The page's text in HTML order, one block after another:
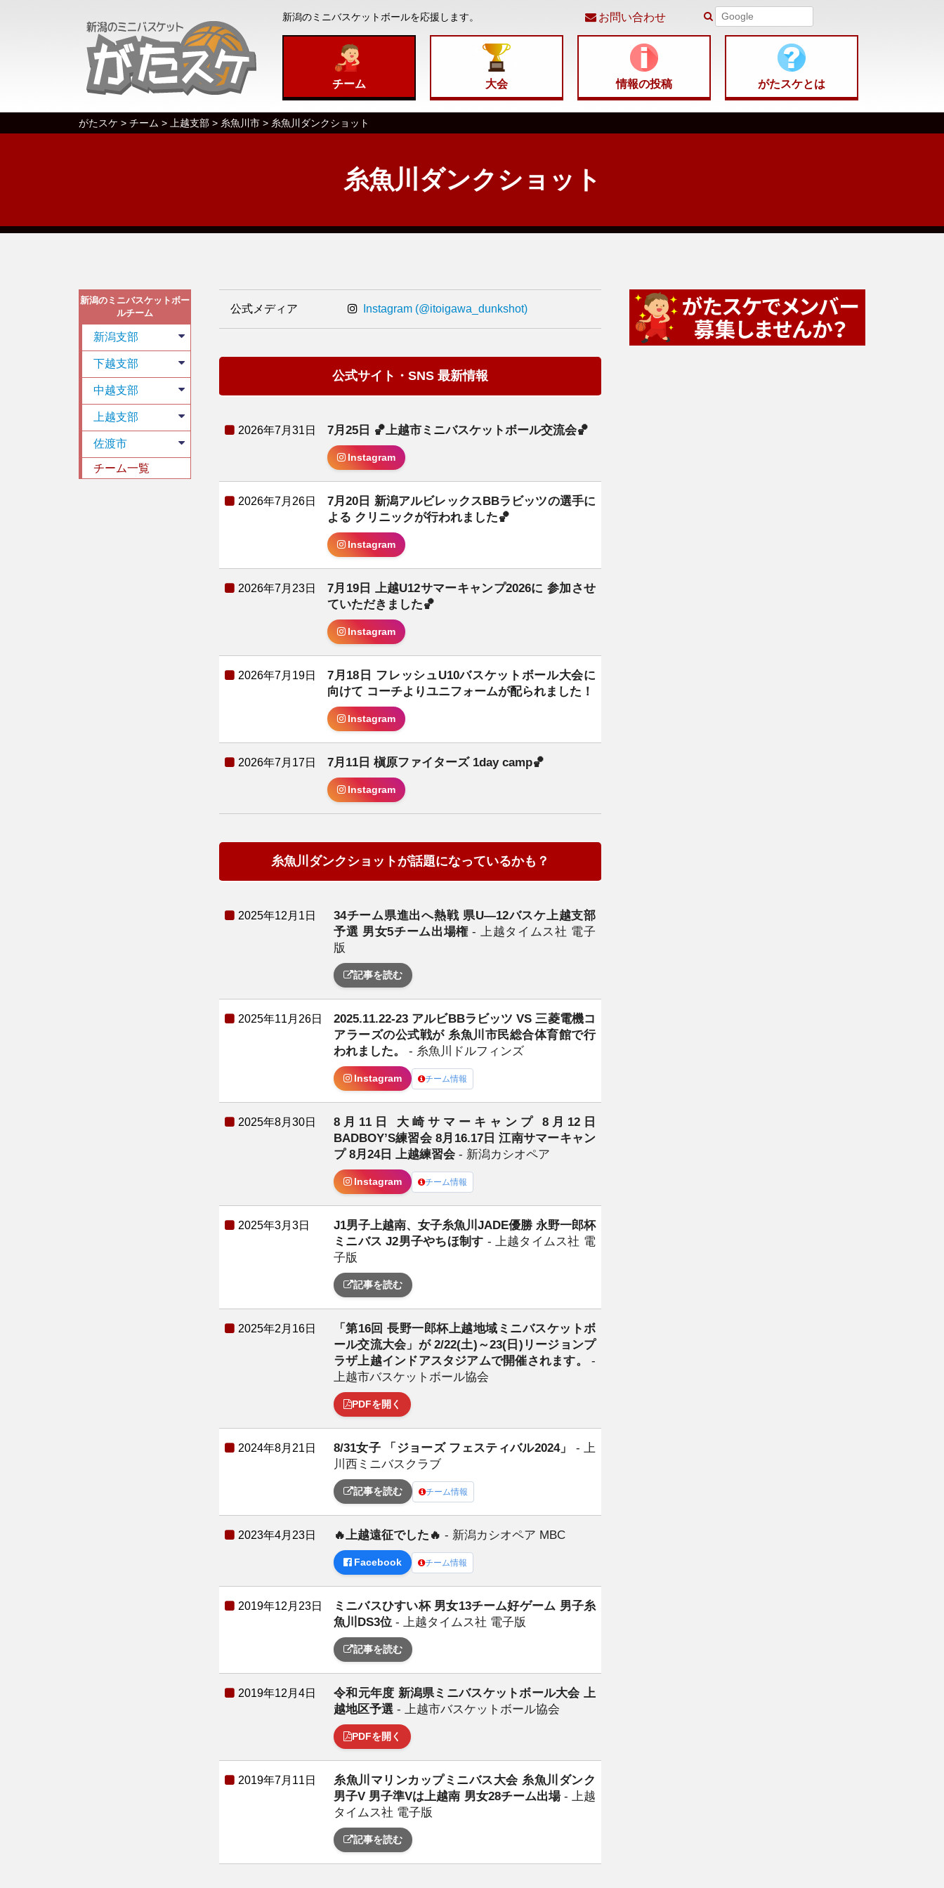
新潟のミニバスケットボールを応援します。
コ
ツ
お問い合わせ
チーム 大会 情報の投稿 がたスケとは
がたスケ > チーム > 上越支部 > 糸魚川市 > 糸魚川ダンクショット
糸魚川ダンクショット
新潟のミニバスケットボー
ルチーム
新潟支部
下越支部
中越支部
上越支部
佐渡市
チーム一覧
公式メディア Instagram (@itoigawa_dunkshot)
公式サイト・SNS 最新情報
2026年7月31日 7月25日 🏀上越市ミニバスケットボール交流会🏀
Instagram
2026年7月26日
7月20日 新潟アルビレックスBBラビッツの選手に
よる クリニックが行われました🏀
Instagram
2026年7月23日
7月19日 上越U12サマーキャンプ2026に 参加させ
ていただきました🏀
Instagram
2026年7月19日
7月18日 フレッシュU10バスケットボール大会に
向けて コーチよりユニフォームが配られました！
Instagram
2026年7月17日 7月11日 槇原ファイターズ 1day camp🏀
Instagram
糸魚川ダンクショットが話題になっているかも？
2025年12月1日
34チーム県進出へ熱戦 県U―12バスケ上越支部
予選 男女5チーム出場権- 上越タイムス社 電子
版
記事を読む
2025年11月26日
2025.11.22-23 アルビBBラビッツ VS 三菱電機コ
アラーズの公式戦が 糸魚川市民総合体育館で行
われました。 - 糸魚川ドルフィンズ
Instagram チーム情報
2025年8月30日
8月11日 大崎サマーキャンプ 8月12日
BADBOY’S練習会 8月16.17日 江南サマーキャン
プ 8月24日 上越練習会 - 新潟カシオペア
Instagram チーム情報
2025年3月3日
J1男子上越南、女子糸魚川JADE優勝 永野一郎杯
ミニバス J2男子やちほ制す - 上越タイムス社 電
子版
記事を読む
2025年2月16日
「第16回 長野一郎杯上越地域ミニバスケットボ
ール交流大会」が 2/22(土)～23(日)リージョンプ
ラザ上越インドアスタジアムで開催されます。 -
上越市バスケットボール協会
PDFを開く
2024年8月21日 8/31女子 「ジョーズ フェスティバル2024」 - 上
川西ミニバスクラブ
記事を読む チーム情報
2023年4月23日 🔥上越遠征でした🔥 - 新潟カシオペア MBC
Facebook チーム情報
2019年12月23日
ミニバスひすい杯 男女13チーム好ゲーム 男子糸
魚川DS3位 - 上越タイムス社 電子版
記事を読む
2019年12月4日
令和元年度 新潟県ミニバスケットボール大会 上
越地区予選 - 上越市バスケットボール協会
PDFを開く
2019年7月11日
糸魚川マリンカップミニバス大会 糸魚川ダンク
男子V 男子準Vは上越南 男女28チーム出場 - 上越
タイムス社 電子版
記事を読む